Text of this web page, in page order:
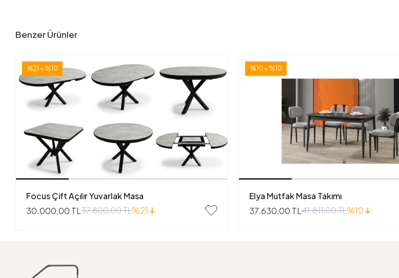
Benzer Ürünler
%21 + %10
Focus Çift Açılır Yuvarlak Masa
30.000,00 TL37.800,00 TL%21
%10 + %10
Elya Mutfak Masa Takımı
37.630,00 TL41.811,00 TL%10